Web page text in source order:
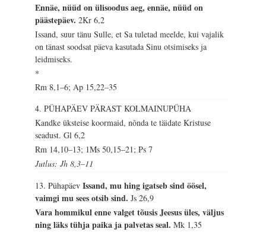
Ennäe, nüüd on ülisoodus aeg, ennäe, nüüd on
päästepäev.2Kr 6,2
Issand, suur tänu Sulle, et Sa tuletad meelde, kui vajalik
on tänast soodsat päeva kasutada Sinu otsimiseks ja
leidmiseks.
*
Rm 8,1–6; Ap 15,22–35
4. PÜHAPÄEV PÄRAST KOLMAINUPÜHA
Kandke üksteise koormaid, nõnda te täidate Kristuse
seadust.Gl 6,2
Rm 14,10–13; 1Ms 50,15–21; Ps 7
Jutlus: Jh 8,3–11
13. PühapäevIssand, mu hing igatseb sind öösel,
vaimgi mu sees otsib sind.Js 26,9
Vara hommikul enne valget tõusis Jeesus üles, väljus
ning läks tühja paika ja palvetas seal.Mk 1,35